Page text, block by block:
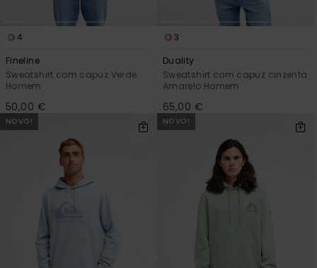
4
Fineline
Sweatshirt com capuz Verde
Homem
50,00 €
3
Duality
Sweatshirt com capuz cinzenta
Amarelo Homem
65,00 €
NOVO! NOVO!